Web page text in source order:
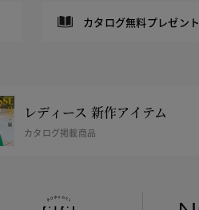
カタログ無料プレゼント
レディース 新作アイテム
カタログ掲載商品